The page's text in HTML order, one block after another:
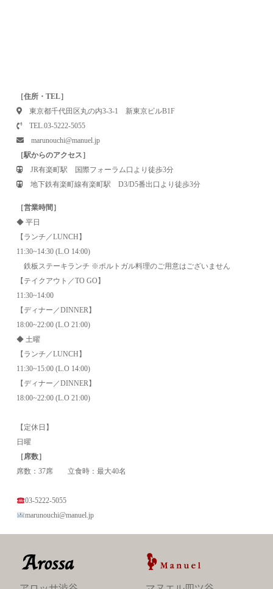
［住所・TEL］
東京都千代田区丸の内3-3-1 新東京ビルB1F
TEL.03-5222-5055
marunouchi@manuel.jp
［駅からのアクセス］
JR有楽町駅 国際フォーラム口より徒歩3分
地下鉄有楽町線有楽町駅 D3/D5番出口より徒歩3分
［営業時間］
◆ 平日
【ランチ／LUNCH】
11:30~14:30 (L.O 14:00)
鉄板ステーキランチ ※ポルトガル料理のご用意はございません
【テイクアウト／TO GO】
11:30~14:00
【ディナー／DINNER】
18:00~22:00 (L.O 21:00)
◆ 土曜
【ランチ／LUNCH】
11:30~15:00 (L.O 14:00)
【ディナー／DINNER】
18:00~22:00 (L.O 21:00)
【定休日】
日曜
［席数］
席数：37席 立食時：最大40名
03-5222-5055
marunouchi@manuel.jp